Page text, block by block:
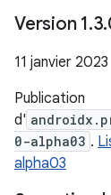
Version 1.3.
11 janvier 2023
Publication
d'
0-alpha03 .
alpha03